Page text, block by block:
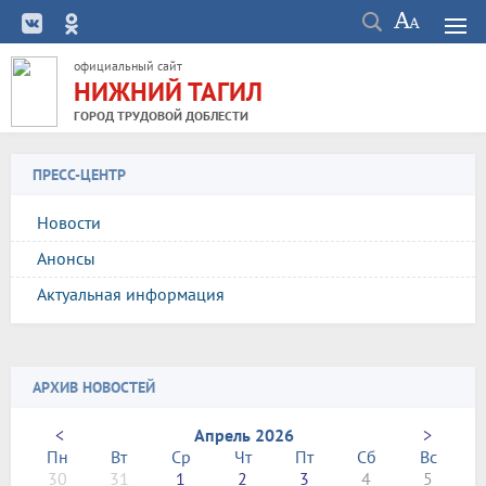
официальный сайт
НИЖНИЙ ТАГИЛ
ГОРОД ТРУДОВОЙ ДОБЛЕСТИ
ПРЕСС-ЦЕНТР
Новости
Анонсы
Актуальная информация
АРХИВ НОВОСТЕЙ
< Апрель 2026
>
Пн
Вт Ср Чт Пт Сб
Вс
30
31 1 2 3 4 5